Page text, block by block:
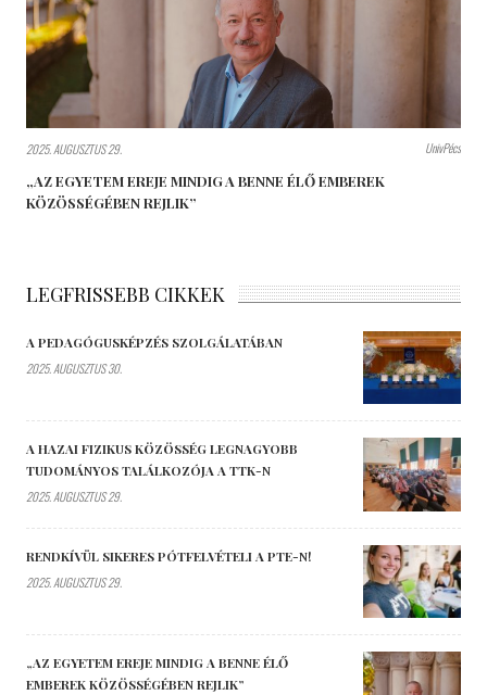
2025. AUGUSZTUS 29. UnivPécs
„AZ EGYETEM EREJE MINDIG A BENNE ÉLŐ EMBEREK
KÖZÖSSÉGÉBEN REJLIK”
LEGFRISSEBB CIKKEK
A PEDAGÓGUSKÉPZÉS SZOLGÁLATÁBAN
2025. AUGUSZTUS 30.
A HAZAI FIZIKUS KÖZÖSSÉG LEGNAGYOBB
TUDOMÁNYOS TALÁLKOZÓJA A TTK-N
2025. AUGUSZTUS 29.
RENDKÍVÜL SIKERES PÓTFELVÉTELI A PTE-N!
2025. AUGUSZTUS 29.
„AZ EGYETEM EREJE MINDIG A BENNE ÉLŐ
EMBEREK KÖZÖSSÉGÉBEN REJLIK”